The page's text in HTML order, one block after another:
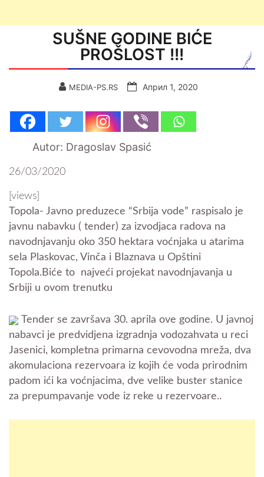
SUŠNE GODINE BIĆE
PROŠLOST !!!
MEDIA-PS.RS Април 1, 2020
Autor: Dragoslav Spasić
26/03/2020
[views]
Topola- Javno preduzece “Srbija vode” raspisalo je
javnu nabavku ( tender) za izvodjaca radova na
navodnjavanju oko 350 hektara voćnjaka u atarima
sela Plaskovac, Vinča i Blaznava u Opštini
Topola. Biće to najveći projekat navodnjavanja u
Srbiji u ovom trenutku
Tender se završava 30. aprila ove godine. U javnoj
nabavci je predvidjena izgradnja vodozahvata u reci
Jasenici, kompletna primarna cevovodna mreža, dva
akomulaciona rezervoara iz kojih će voda prirodnim
padom ići ka voćnjacima, dve velike buster stanice
za prepumpavanje vode iz reke u rezervoare..